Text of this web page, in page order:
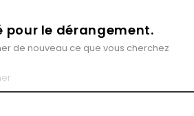
pour le dérangement.
de nouveau ce que vous cherchez